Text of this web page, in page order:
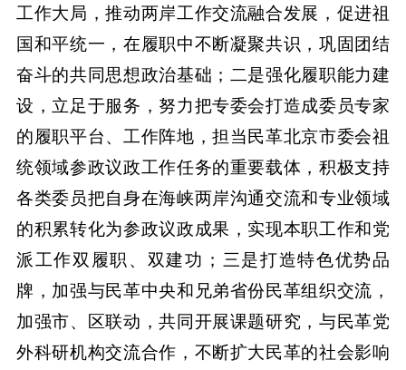
工作大局，推动两岸工作交流融合发展，促进祖
国和平统一，在履职中不断凝聚共识，巩固团结
奋斗的共同思想政治基础；二是强化履职能力建
设，立足于服务，努力把专委会打造成委员专家
的履职平台、工作阵地，担当民革北京市委会祖
统领域参政议政工作任务的重要载体，积极支持
各类委员把自身在海峡两岸沟通交流和专业领域
的积累转化为参政议政成果，实现本职工作和党
派工作双履职、双建功；三是打造特色优势品
牌，加强与民革中央和兄弟省份民革组织交流，
加强市、区联动，共同开展课题研究，与民革党
外科研机构交流合作，不断扩大民革的社会影响